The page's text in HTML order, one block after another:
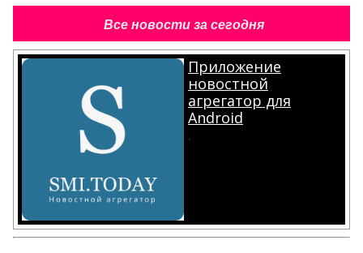
Все новости за сегодня
Приложение
новостной
агрегатор для
Android
.